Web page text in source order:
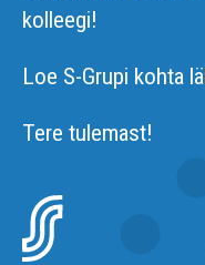
kolleegi!
Loe S-Grupi kohta
Tere tulemast!